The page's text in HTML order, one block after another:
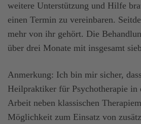
weitere Unterstützung und Hilfe
einen Termin zu vereinbaren.
mehr von ihr gehört. Die
über drei Monate mit insgesamt
Anmerkung: Ich bin mir sicher,
Heilpraktiker für Psychotherapie in
Arbeit neben klassischen
Möglichkeit zum Einsatz von